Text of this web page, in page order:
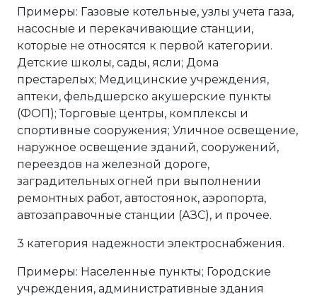
Примеры: Газовые котельные, узлы учета газа,
насосные и перекачивающие станции,
которые не относятся к первой категории.
Детские школы, сады, ясли; Дома
престарелых; Медицинские учреждения,
аптеки, фельдшерско акушерские пункты
(ФОП); Торговые центры, комплексы и
спортивные сооружения; Уличное освещение,
наружное освещение зданий, сооружений,
переездов на железной дороге,
заградительных огней при выполнении
ремонтных работ, автостоянок, аэропорта,
автозаправочные станции (АЗС), и прочее.
3 категория надежности электроснабжения.
Примеры: Населенные пункты; Городские
учреждения, административные здания